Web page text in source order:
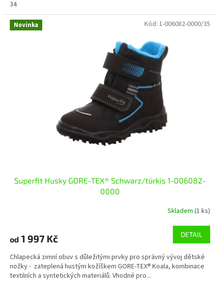
34
Novinka
Superfit Husky GORE-TEX® Schwarz/türkis 1-006082-
0000
Skladem (1 ks)
od 1 997 Kč DETAIL
Chlapecká zimní obuv s důležitými prvky pro správný vývoj dětské
nožky - zateplená hustým kožíškem GORE-TEX® Koala, kombinace
textilních a syntetických materiálů. Vhodné pro...
Kód: 1-006082-0000/35